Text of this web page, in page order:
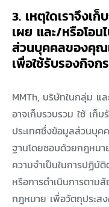
3. เหตุใดเราจึงเ
เผย และ/หรือโอน
ส่วนบุคคลของคุณ
เพื่อใช้รับรองกิจก
MMTh, บริษัทในกลุ่ม แ
อาจเก็บรวบรวม ใช้ เก็
ประเทศซึ่งข้อมูลส่วนบุ
ฐานโดยชอบด้วยกฎหม
ความจำเป็นในการปฏิ
หรือการดำเนินการตา
กฎหมาย เพื่อวัตถุประส